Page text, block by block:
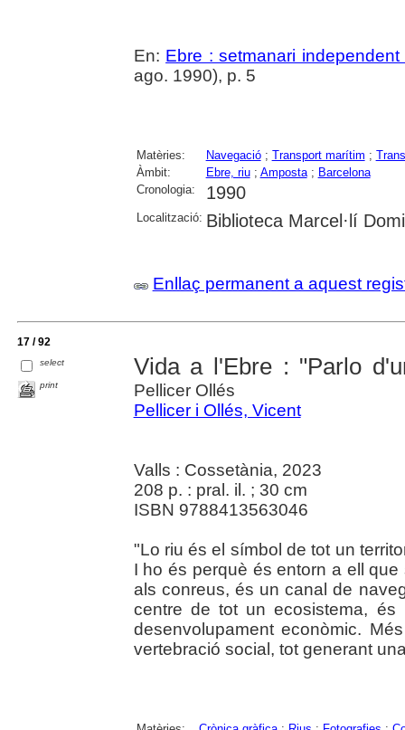
En: Ebre : setmanari
ago. 1990), p. 5
Matèries: Navegació; Transport marítim ;
Àmbit:
Ebre, riu; Amposta; Barcelona
Cronologia:
1990
Localització: Biblioteca Marcel·lí
Enllaç permanent a aquest
17 / 92
select
print
Vida a l'Ebre : "Parlo
Pellicer Ollés
Pellicer i Ollés, Vicent
Valls : Cossetània, 2023
208 p. : pral. il. ; 30 cm
ISBN 9788413563046
"Lo riu és el símbol de tot un
I ho és perquè és entorn a ell
als conreus, és un canal de
centre de tot un ecosistema,
desenvolupament econòmic.
vertebració social, tot generant